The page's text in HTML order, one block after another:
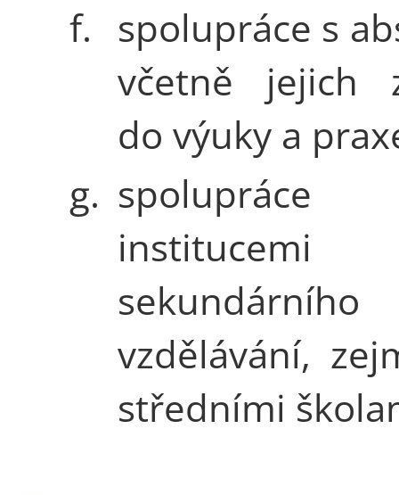
f. spolupráce s
včetně jejich
do výuky a
g.
institucemi
sekundárního
vzdělávání,
středními